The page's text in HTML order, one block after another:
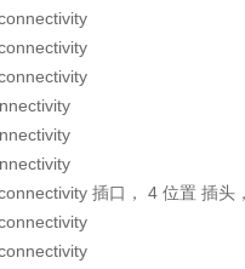
插口， 4 位置 插头